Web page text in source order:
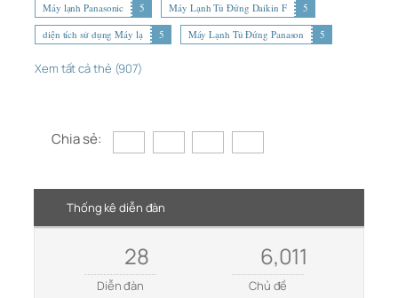
Máy lạnh Panasonic
5 Máy Lạnh Tủ Đứng Daikin F
5
diện tích sử dụng Máy lạ
5 Máy Lạnh Tủ Đứng Panason 5
Xem tất cả thẻ (907)
Chia sẻ:
Thống kê diễn đàn
28
Diễn đàn
6,011
Chủ đề